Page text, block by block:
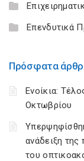
Επενδυτικά
Πρόσφατα
Ενοίκια:
Οκτωβρίου
ανάδειξη της
του